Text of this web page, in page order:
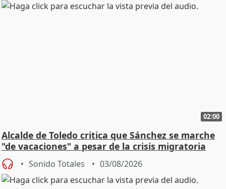
02:00
Alcalde de Toledo critica que Sánchez se marche
"de vacaciones" a pesar de la crisis migratoria
Sonido Totales 03/08/2026